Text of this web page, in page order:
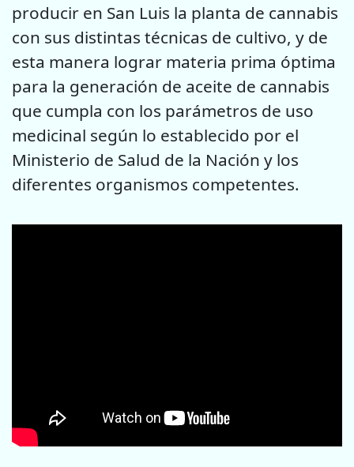
producir en San Luis la planta de cannabis
con sus distintas técnicas de cultivo, y de
esta manera lograr materia prima óptima
para la generación de aceite de cannabis
que cumpla con los parámetros de uso
medicinal según lo establecido por el
Ministerio de Salud de la Nación y los
diferentes organismos competentes.